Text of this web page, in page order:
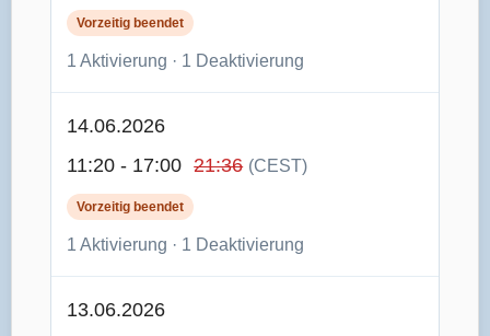
Vorzeitig beendet
1 Aktivierung · 1 Deaktivierung
14.06.2026
11:20 - 17:00 21:36 (CEST)
Vorzeitig beendet
1 Aktivierung · 1 Deaktivierung
13.06.2026